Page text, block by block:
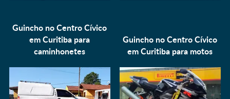
Guincho no Centro Cívico
em Curitiba para
caminhonetes
Guincho no Centro Cívico
em Curitiba para motos